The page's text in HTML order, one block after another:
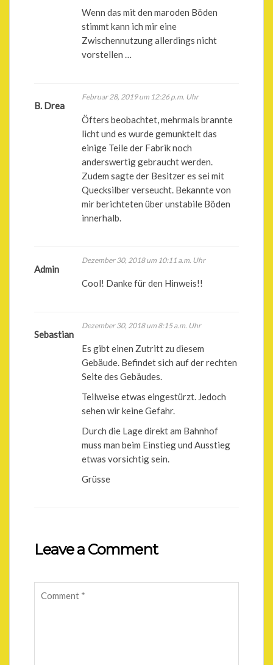
Wenn das mit den maroden Böden
stimmt kann ich mir eine
Zwischennutzung allerdings nicht
vorstellen …
B. Drea
Februar 28, 2019 um 12:26 p.m. Uhr
Öfters beobachtet, mehrmals brannte
licht und es wurde gemunktelt das
einige Teile der Fabrik noch
anderswertig gebraucht werden.
Zudem sagte der Besitzer es sei mit
Quecksilber verseucht. Bekannte von
mir berichteten über unstabile Böden
innerhalb.
Admin
Dezember 30, 2018 um 10:11 a.m. Uhr
Cool! Danke für den Hinweis!!
Sebastian
Dezember 30, 2018 um 8:15 a.m. Uhr
Es gibt einen Zutritt zu diesem
Gebäude. Befindet sich auf der rechten
Seite des Gebäudes.
Teilweise etwas eingestürzt. Jedoch
sehen wir keine Gefahr.
Durch die Lage direkt am Bahnhof
muss man beim Einstieg und Ausstieg
etwas vorsichtig sein.
Grüsse
Leave a Comment